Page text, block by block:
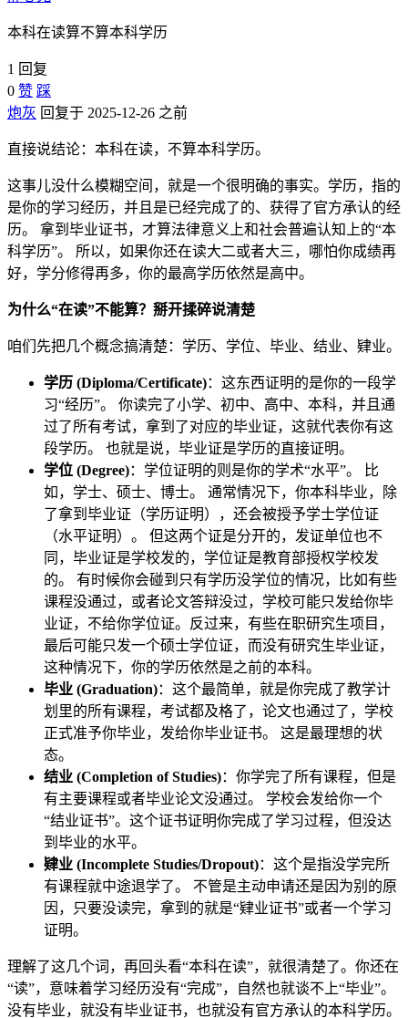
本科在读算不算本科学历
1 回复
0 赞 踩
炮灰 回复于 2025-12-26 之前
直接说结论：本科在读，不算本科学历。
这事儿没什么模糊空间，就是一个很明确的事实。学历，指的
是你的学习经历，并且是已经完成了的、获得了官方承认的经
历。 拿到毕业证书，才算法律意义上和社会普遍认知上的“本
科学历”。 所以，如果你还在读大二或者大三，哪怕你成绩再
好，学分修得再多，你的最高学历依然是高中。
为什么“在读”不能算？掰开揉碎说清楚
咱们先把几个概念搞清楚：学历、学位、毕业、结业、肄业。
学历 (Diploma/Certificate)：这东西证明的是你的一段学
习“经历”。 你读完了小学、初中、高中、本科，并且通
过了所有考试，拿到了对应的毕业证，这就代表你有这
段学历。 也就是说，毕业证是学历的直接证明。
学位 (Degree)：学位证明的则是你的学术“水平”。 比
如，学士、硕士、博士。 通常情况下，你本科毕业，除
了拿到毕业证（学历证明），还会被授予学士学位证
（水平证明）。 但这两个证是分开的，发证单位也不
同，毕业证是学校发的，学位证是教育部授权学校发
的。 有时候你会碰到只有学历没学位的情况，比如有些
课程没通过，或者论文答辩没过，学校可能只发给你毕
业证，不给你学位证。反过来，有些在职研究生项目，
最后可能只发一个硕士学位证，而没有研究生毕业证，
这种情况下，你的学历依然是之前的本科。
毕业 (Graduation)：这个最简单，就是你完成了教学计
划里的所有课程，考试都及格了，论文也通过了，学校
正式准予你毕业，发给你毕业证书。 这是最理想的状
态。
结业 (Completion of Studies)：你学完了所有课程，但是
有主要课程或者毕业论文没通过。 学校会发给你一个
“结业证书”。这个证书证明你完成了学习过程，但没达
到毕业的水平。
肄业 (Incomplete Studies/Dropout)：这个是指没学完所
有课程就中途退学了。 不管是主动申请还是因为别的原
因，只要没读完，拿到的就是“肄业证书”或者一个学习
证明。
理解了这几个词，再回头看“本科在读”，就很清楚了。你还在
“读”，意味着学习经历没有“完成”，自然也就谈不上“毕业”。
没有毕业，就没有毕业证书，也就没有官方承认的本科学历。